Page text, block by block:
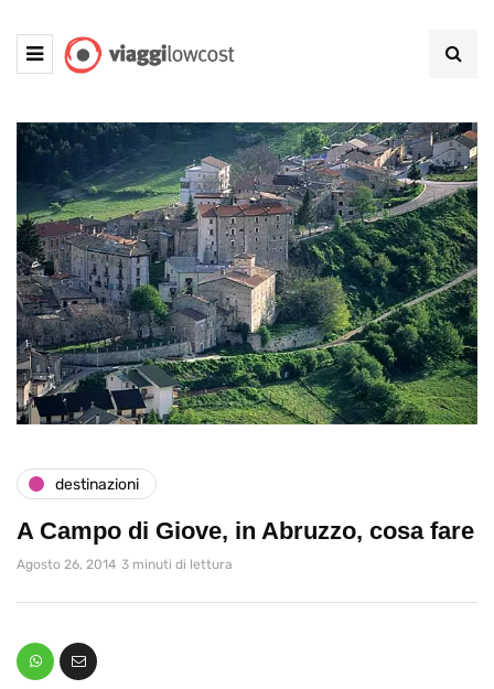
destinazioni
A Campo di Giove, in Abruzzo, cosa fare
Agosto 26, 2014 3 minuti di lettura